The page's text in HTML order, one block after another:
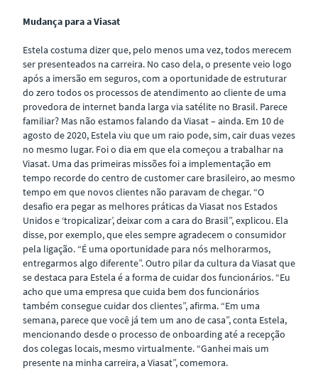
Mudança para a Viasat
Estela costuma dizer que, pelo menos uma vez, todos merecem
ser presenteados na carreira. No caso dela, o presente veio logo
após a imersão em seguros, com a oportunidade de estruturar
do zero todos os processos de atendimento ao cliente de uma
provedora de internet banda larga via satélite no Brasil. Parece
familiar? Mas não estamos falando da Viasat – ainda. Em 10 de
agosto de 2020, Estela viu que um raio pode, sim, cair duas vezes
no mesmo lugar. Foi o dia em que ela começou a trabalhar na
Viasat. Uma das primeiras missões foi a implementação em
tempo recorde do centro de customer care brasileiro, ao mesmo
tempo em que novos clientes não paravam de chegar. “O
desafio era pegar as melhores práticas da Viasat nos Estados
Unidos e ‘tropicalizar’, deixar com a cara do Brasil”, explicou. Ela
disse, por exemplo, que eles sempre agradecem o consumidor
pela ligação. “É uma oportunidade para nós melhorarmos,
entregarmos algo diferente”. Outro pilar da cultura da Viasat que
se destaca para Estela é a forma de cuidar dos funcionários. “Eu
acho que uma empresa que cuida bem dos funcionários
também consegue cuidar dos clientes”, afirma. “Em uma
semana, parece que você já tem um ano de casa”, conta Estela,
mencionando desde o processo de onboarding até a recepção
dos colegas locais, mesmo virtualmente. “Ganhei mais um
presente na minha carreira, a Viasat”, comemora.